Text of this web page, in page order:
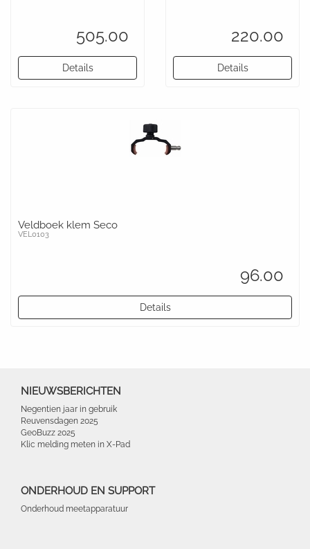
505.00
Details
220.00
Details
Veldboek klem Seco
VEL0103
96.00
Details
NIEUWSBERICHTEN
Negentien jaar in gebruik
Reuvensdagen 2025
GeoBuzz 2025
Klic melding meten in X-Pad
ONDERHOUD EN SUPPORT
Onderhoud meetapparatuur